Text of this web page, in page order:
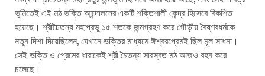
ভূমিতেই এই মঠ ভক্তি আন্দোলনের একটি শক্তিশালী কেন্দ্র হিসেবে বিকশিত
হয়েছে। শ্রীচৈতন্য মহাপ্রভু ১৫ শতকে জন্মগ্রহণ করে গৌড়ীয় বৈষ্ণবধর্মকে
নতুন দিশা দিয়েছিলেন, যেখানে ভক্তির মাধ্যমে ঈশ্বরপ্রেমই ছিল মূল সাধনা।
সেই ভক্তি ও প্রেমের ধারাকেই শ্রী চৈতন্য সারস্বত মঠ আজও বহন করে
চলেছে।